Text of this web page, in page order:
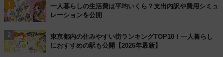
1
一人暮らしの生活費は平均いくら？支出内訳や費用シミュ
レーションを公開
2
東京都内の住みやすい街ランキングTOP10！一人暮らし
におすすめの駅も公開【2026年最新】